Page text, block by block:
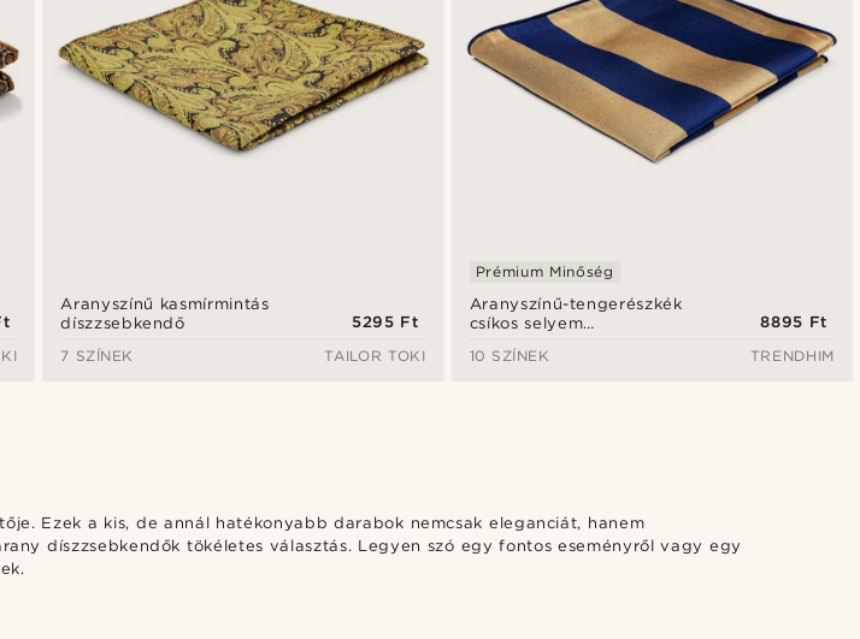
Aranyszínű kasmírmintás
díszzsebkendő
5295 Ft
7 SZÍNEK
TAILOR TOKI
Aranyszínű-tengerészkék
csíkos selyem
Prémium Minőség
8895 Ft
10 SZÍNEK
TRENDHIM
Ezek a kis, de annál hatékonyabb darabok nemcsak eleganciát, hanem
díszzsebkendők tökéletes választás. Legyen szó egy fontos eseményről vagy egy